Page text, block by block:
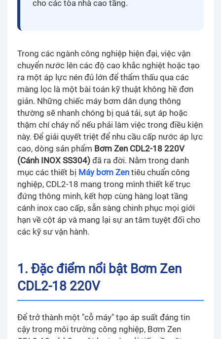
cho các tòa nhà cao tầng.
Trong các ngành công nghiệp hiện đại, việc vận
chuyển nước lên các độ cao khắc nghiệt hoặc tạo
ra một áp lực nén đủ lớn để thẩm thấu qua các
màng lọc là một bài toán kỹ thuật không hề đơn
giản. Những chiếc máy bơm dân dụng thông
thường sẽ nhanh chóng bị quá tải, sụt áp hoặc
thậm chí cháy nổ nếu phải làm việc trong điều kiện
này. Để giải quyết triệt để nhu cầu cấp nước áp lực
cao, dòng sản phẩm Bơm Zen CDL2-18 220V
(Cánh INOX SS304) đã ra đời. Nằm trong danh
mục các thiết bị Máy bơm Zen tiêu chuẩn công
nghiệp, CDL2-18 mang trong mình thiết kế trục
đứng thông minh, kết hợp cùng hàng loạt tầng
cánh inox cao cấp, sẵn sàng chinh phục mọi giới
hạn về cột áp và mang lại sự an tâm tuyệt đối cho
các kỹ sư vận hành.
1. Đặc điểm nổi bật Bơm Zen
CDL2-18 220V
Để trở thành một "cỗ máy" tạo áp suất đáng tin
cậy trong môi trường công nghiệp, Bơm Zen